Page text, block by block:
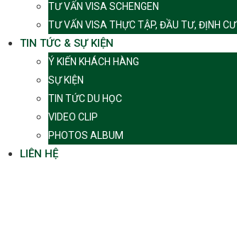
TƯ VẤN VISA SCHENGEN
TƯ VẤN VISA THỰC TẬP, ĐẦU TƯ, ĐỊNH CƯ
TIN TỨC & SỰ KIỆN
Ý KIẾN KHÁCH HÀNG
SỰ KIỆN
TIN TỨC DU HỌC
VIDEO CLIP
PHOTOS ALBUM
LIÊN HỆ